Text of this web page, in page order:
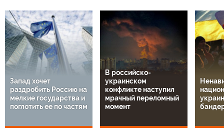
Запад хочет
раздробить Россию на
мелкие государства и
поглотить ее по частям
В российско-
украинском
конфликте наступил
мрачный переломный
момент